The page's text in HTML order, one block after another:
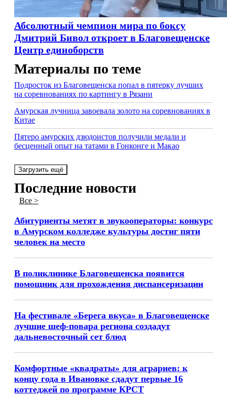
Абсолютный чемпион мира по боксу
Дмитрий Бивол откроет в Благовещенске
Центр единоборств
Материалы по теме
Подросток из Благовещенска попал в пятерку лучших
на соревнованиях по картингу в Рязани
Амурская лучница завоевала золото на соревнованиях в
Китае
Пятеро амурских дзюдоистов получили медали и
бесценный опыт на татами в Гонконге и Макао
Загрузить ещё
Последние новости
Все >
Абитуриенты метят в звукооператоры: конкурс
в Амурском колледже культуры достиг пяти
человек на место
В поликлинике Благовещенска появится
помощник для прохождения диспансеризации
На фестивале «Берега вкуса» в Благовещенске
лучшие шеф-повара региона создадут
дальневосточный сет блюд
Комфортные «квадраты» для аграриев: к
концу года в Ивановке сдадут первые 16
коттеджей по программе КРСТ